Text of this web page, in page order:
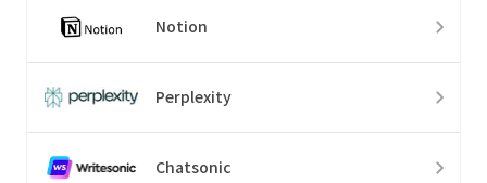
Notion
Perplexity
Chatsonic